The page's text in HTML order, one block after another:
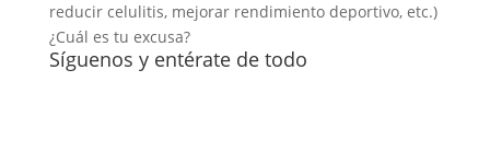
reducir celulitis, mejorar rendimiento deportivo, etc.)
¿Cuál es tu excusa?
Síguenos y entérate de todo